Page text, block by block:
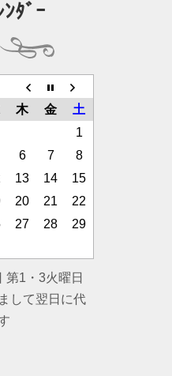
ﾀﾞｰ
木 金
土
1
6 7
8
13 14
15
20 21
22
27 28
29
第1・3火曜日
して翌日に代